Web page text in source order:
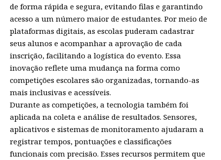
de forma rápida e segura, evitando filas e garantindo
acesso a um número maior de estudantes. Por meio de
plataformas digitais, as escolas puderam cadastrar
seus alunos e acompanhar a aprovação de cada
inscrição, facilitando a logística do evento. Essa
inovação reflete uma mudança na forma como
competições escolares são organizadas, tornando-as
mais inclusivas e acessíveis.
Durante as competições, a tecnologia também foi
aplicada na coleta e análise de resultados. Sensores,
aplicativos e sistemas de monitoramento ajudaram a
registrar tempos, pontuações e classificações
funcionais com precisão. Esses recursos permitem que